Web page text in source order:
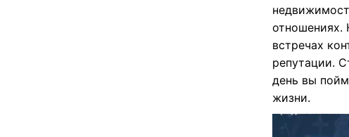
отношениях.
встречах
репутации.
день вы
жизни.